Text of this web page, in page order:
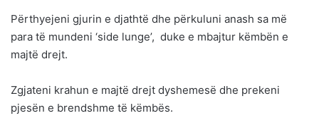
Përthyejeni gjurin e djathtë dhe përkuluni anash sa më
para të mundeni ‘side lunge’, duke e mbajtur këmbën e
majtë drejt.
Zgjateni krahun e majtë drejt dyshemesë dhe prekeni
pjesën e brendshme të këmbës.